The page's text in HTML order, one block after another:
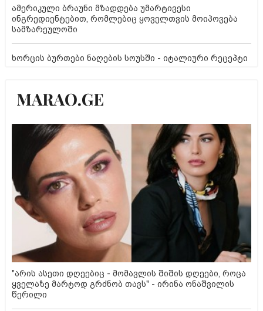
ამერიკული ბრაუნი მზადდება უმარტივესი
ინგრედიენტებით, რომლებიც ყოველთვის მოიპოვება
სამზარეულოში
ხორცის ბურთები ნაღების სოუსში - იტალიური რეცეპტი
"არის ასეთი დღეებიც - მომავლის შიშის დღეები, როცა
ყველაზე მარტოდ გრძნობ თავს" - ირინა ონაშვილის
წერილი